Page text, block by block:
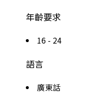
年齡要求
16 - 24
語言
廣東話